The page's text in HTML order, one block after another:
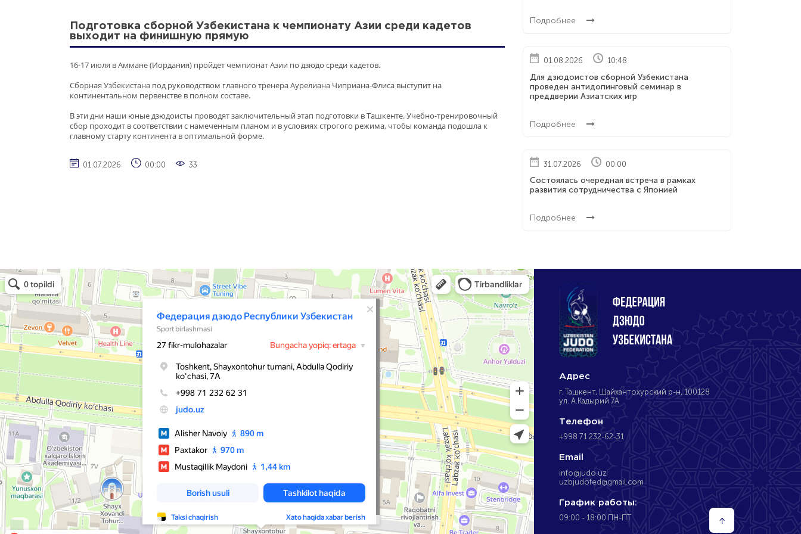
Подготовка сборной Узбекистана к чемпионату Азии среди кадетов
выходит на финишную прямую
16-17 июля в Аммане (Иордания) пройдет чемпионат Азии по дзюдо среди кадетов.
Сборная Узбекистана под руководством главного тренера Аурелиана Чиприана-Флиса выступит на
континентальном первенстве в полном составе.
В эти дни наши юные дзюдоисты проводят заключительный этап подготовки в Ташкенте. Учебно-тренировочный
сбор проходит в соответствии с намеченным планом и в условиях строгого режима, чтобы команда подошла к
главному старту континента в оптимальной форме.
01.07.2026 00:00 33
Подробнее
01.08.2026 10:48
Для дзюдоистов сборной Узбекистана
проведен антидопинговый семинар в
преддверии Азиатских игр
Подробнее
31.07.2026 00:00
Состоялась очередная встреча в рамках
развития сотрудничества с Японией
Подробнее
Адрес
г. Ташкент, Шайхантохурский р-н, 100128
ул. А.Кадырий 7А
Телефон
+998 71 232-62-31
Email
info@judo.uz
uzbjudofed@gmail.com
График работы:
09:00 - 18:00 ПН-ПТ ↑